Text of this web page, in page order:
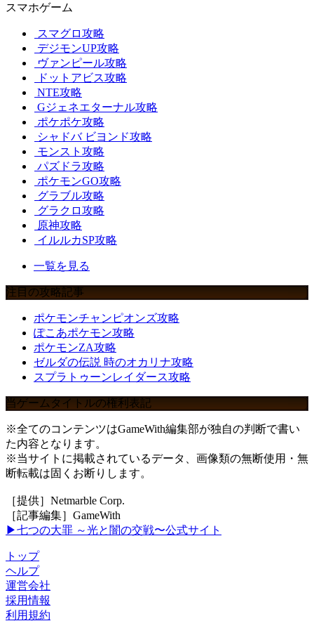
スマホゲーム
スマグロ攻略
デジモンUP攻略
ヴァンピール攻略
ドットアビス攻略
NTE攻略
Gジェネエターナル攻略
ポケポケ攻略
シャドバ ビヨンド攻略
モンスト攻略
パズドラ攻略
ポケモンGO攻略
グラブル攻略
グラクロ攻略
原神攻略
イルルカSP攻略
一覧を見る
注目の攻略記事
ポケモンチャンピオンズ攻略
ぽこあポケモン攻略
ポケモンZA攻略
ゼルダの伝説 時のオカリナ攻略
スプラトゥーンレイダース攻略
当ゲームタイトルの権利表記
※全てのコンテンツはGameWith編集部が独自の判断で書い
た内容となります。
※当サイトに掲載されているデータ、画像類の無断使用・無
断転載は固くお断りします。
［提供］Netmarble Corp.
［記事編集］GameWith
▶七つの大罪 ～光と闇の交戦〜公式サイト
トップ
ヘルプ
運営会社
採用情報
利用規約